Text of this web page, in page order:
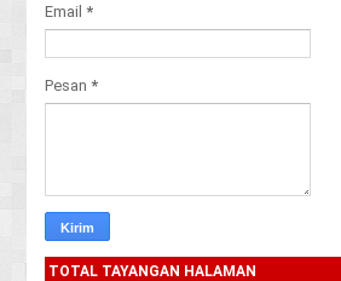
Email*
Pesan*
TOTAL TAYANGAN HALAMAN